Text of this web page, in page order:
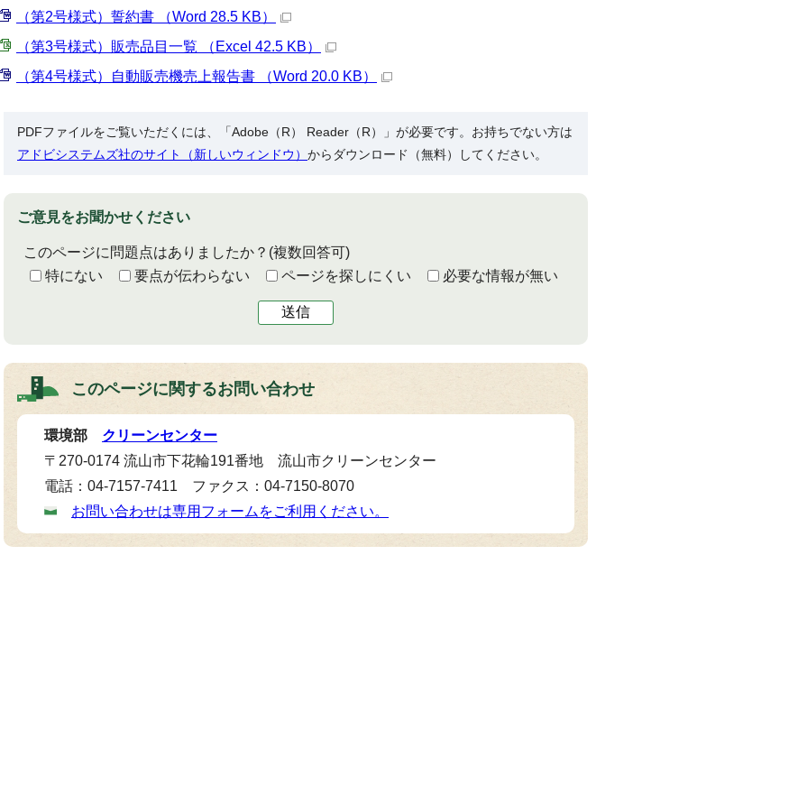
（第2号様式）誓約書 （Word 28.5 KB）
（第3号様式）販売品目一覧 （Excel 42.5 KB）
（第4号様式）自動販売機売上報告書 （Word 20.0 KB）
PDFファイルをご覧いただくには、「Adobe（R） Reader（R）」が必要です。お持ちでない方は
アドビシステムズ社のサイト（新しいウィンドウ） からダウンロード（無料）してください。
ご意見をお聞かせください
このページに問題点はありましたか？ (複数回答可)
特にない
要点が伝わらない ページを探しにくい 必要な情報が無い
送信
このページに関するお問い合わせ
環境部 クリーンセンター
〒270-0174 流山市下花輪191番地 流山市クリーンセンター
電話：04-7157-7411 ファクス：04-7150-8070
お問い合わせは専用フォームをご利用ください。